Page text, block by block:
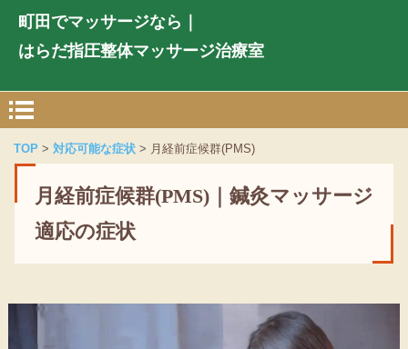
町田でマッサージなら｜
はらだ指圧整体マッサージ治療室
TOP 対応可能な症状 月経前症候群(PMS)
月経前症候群(PMS)｜鍼灸マッサージ
適応の症状